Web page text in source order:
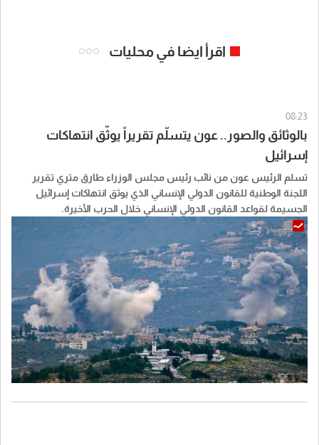
اقرأ ايضا في محليات
08:23
بالوثائق والصور.. عون يتسلّم تقريراً يوثّق انتهاكات
إسرائيل
تسلم الرئيس عون من نائب رئيس مجلس الوزراء طارق متري تقرير
اللجنة الوطنية للقانون الدولي الإنساني الذي يوثق انتهاكات إسرائيل
الجسيمة لقواعد القانون الدولي الإنساني خلال الحرب الأخيرة.